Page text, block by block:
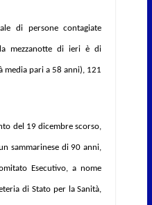
di persone contagiate
mezzanotte di ieri è di
pari a 58 anni), 121
del 19 dicembre scorso,
sammarinese di 90 anni,
Esecutivo, a nome
di Stato per la Sanità,